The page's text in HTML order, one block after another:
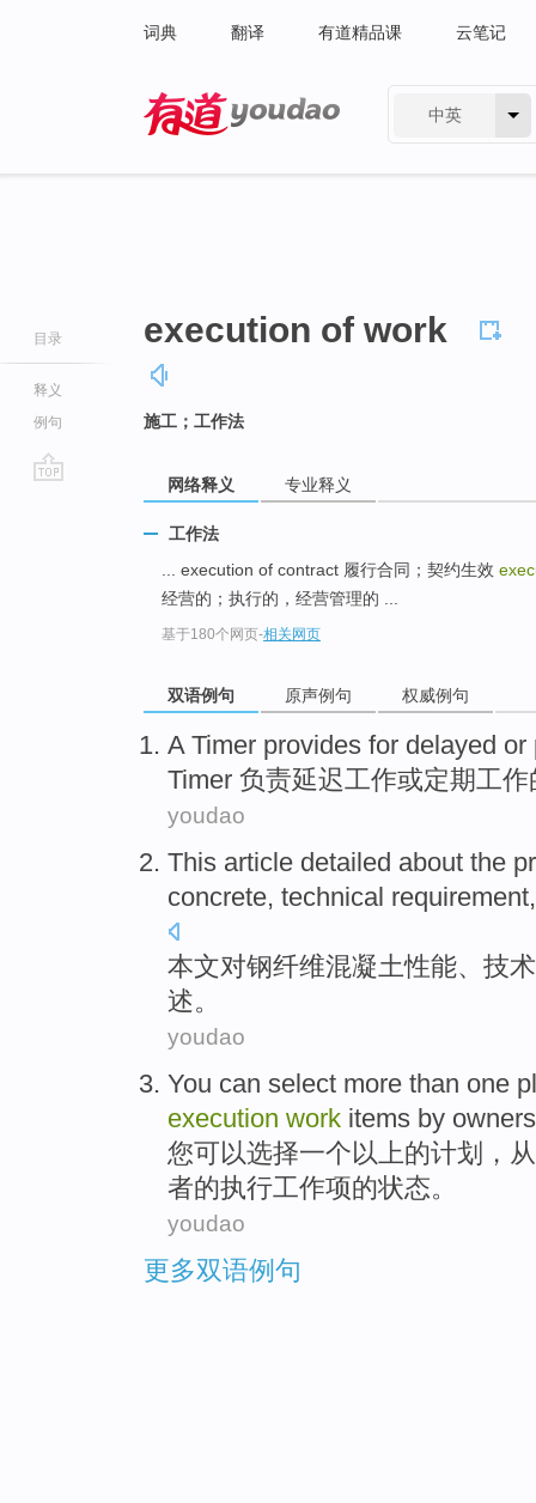
词典 翻译 有道精品课 云笔记
中英
目录
释义
例句
execution of work
施工；工作法
网络释义 专业释义
工作法
... execution of contract 履行合同；契约生效
经营的；执行的，经营管理的 ...
基于180个网页-相关网页
双语例句 原声例句 权威例句
A Timer provides for delayed or
Timer 负责延迟工作或定期工作
youdao
This article detailed about the
concrete, technical requirement
本文对钢纤维混凝土性能、 技术
述。
youdao
You can select more than one
execution work items by owners
您可以选择一个以上的计划 ，
者的执行工作项的状态。
youdao
更多双语例句